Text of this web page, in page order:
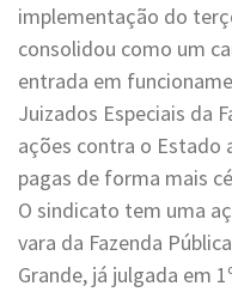
implementação do
consolidou como um
entrada em
Juizados Especiais da
ações contra o Estado
pagas de forma mais
O sindicato tem uma
vara da Fazenda
Grande, já julgada em